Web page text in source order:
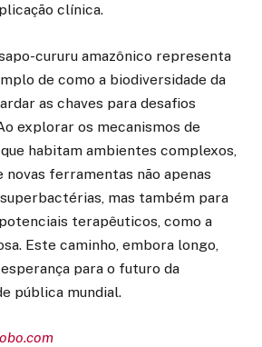
clínica.
cururu amazônico representa
de como a biodiversidade da
as chaves para desafios
explorar os mecanismos de
habitam ambientes complexos,
novas ferramentas não apenas
mas também para
terapêuticos, como a
Este caminho, embora longo,
para o futuro da
pública mundial.